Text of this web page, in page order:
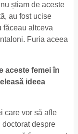
știam de aceste
au fost ucise
făceau altceva
Furia aceea
aceste femei în
ideea
care vor să afle
doctorat despre